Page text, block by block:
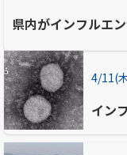
県内がインフルエ
4/11(
イン